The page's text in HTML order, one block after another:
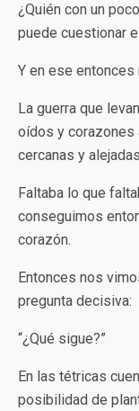
¿Quién con un
puede cuestionar
Y en ese entonces
La guerra que
oídos y
cercanas y
Faltaba lo que
conseguimos
corazón.
Entonces nos
pregunta decisiva:
“¿Qué sigue?”
En las tétricas
posibilidad de